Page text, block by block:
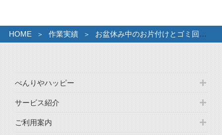
HOME 作業実績 お盆休み中のお片付けとゴミ回収。
べんりやハッピー
サービス紹介
ご利用案内